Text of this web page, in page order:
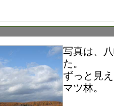
写真は、
た。
ずっと見
マツ林。